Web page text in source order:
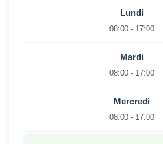
Lundi
08:00 - 17:00
Mardi
08:00 - 17:00
Mercredi
08:00 - 17:00